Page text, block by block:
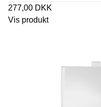
277,00 DKK
Vis produkt